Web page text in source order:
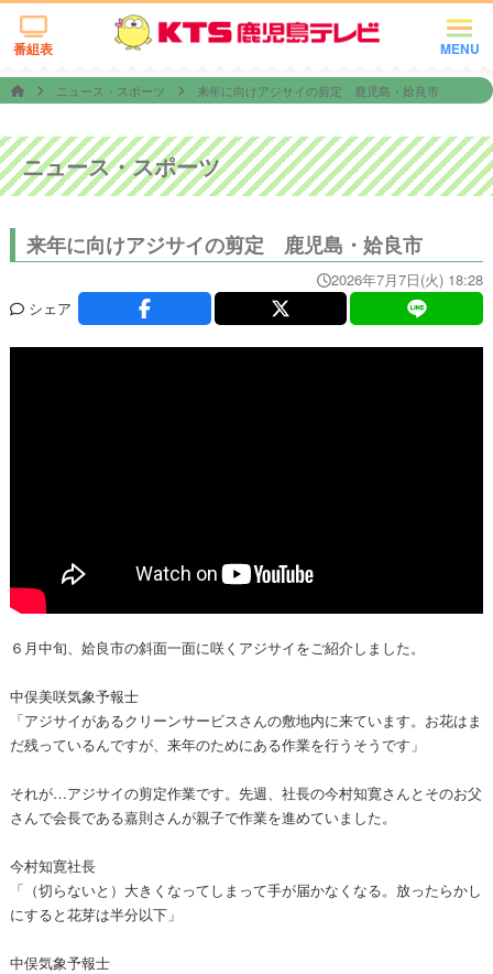
MENU
番組表
ニュース・スポーツ 来年に向けアジサイの剪定 鹿児島・姶良市
ニュース・スポーツ
来年に向けアジサイの剪定 鹿児島・姶良市
2026年7月7日(火) 18:28
シェア
６月中旬、姶良市の斜面一面に咲くアジサイをご紹介しました。
中俣美咲気象予報士
「アジサイがあるクリーンサービスさんの敷地内に来ています。お花はま
だ残っているんですが、来年のためにある作業を行うそうです」
それが…アジサイの剪定作業です。先週、社長の今村知寛さんとそのお父
さんで会長である嘉則さんが親子で作業を進めていました。
今村知寛社長
「（切らないと）大きくなってしまって手が届かなくなる。放ったらかし
にすると花芽は半分以下」
中俣気象予報士